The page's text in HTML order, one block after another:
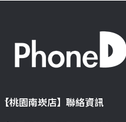
【桃園南崁店】聯絡資訊